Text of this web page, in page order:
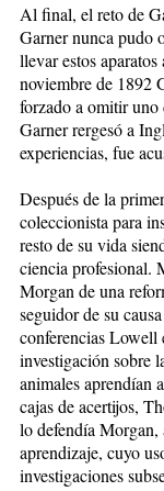
Al final, el reto de
Garner nunca pudo
llevar estos
noviembre de 1892
forzado a omitir uno
Garner rergesó a
experiencias, fue
Después de la
coleccionista para
resto de su vida
ciencia profesional.
Morgan de una
seguidor de su
conferencias Lowell
investigación sobre
animales aprendían
cajas de acertijos,
lo defendía Morgan,
aprendizaje, cuyo
investigaciones